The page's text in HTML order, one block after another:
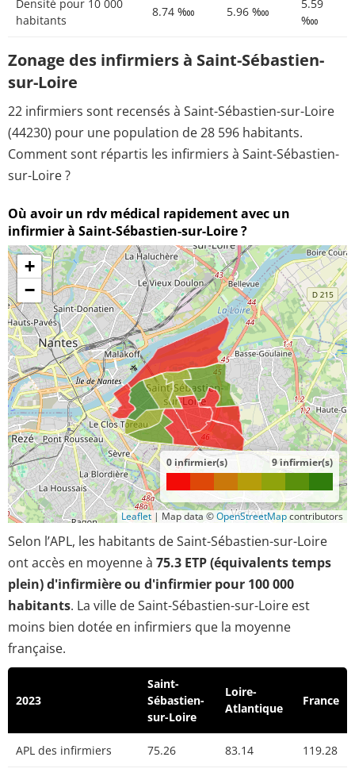
Densité pour 10 000
habitants
8.74 ‱ 5.96 ‱
5.59
‱
Zonage des infirmiers à Saint-Sébastien-
sur-Loire
22 infirmiers sont recensés à Saint-Sébastien-sur-Loire
(44230) pour une population de 28 596 habitants.
Comment sont répartis les infirmiers à Saint-Sébastien-
sur-Loire ?
Où avoir un rdv médical rapidement avec un
infirmier à Saint-Sébastien-sur-Loire ?
+
−
0 infirmier(s) 9 infirmier(s)
Leaflet | Map data ©OpenStreetMapcontributors
Selon l’APL, les habitants de Saint-Sébastien-sur-Loire
ont accès en moyenne à 75.3 ETP (équivalents temps
plein) d'infirmière ou d'infirmier pour 100 000
habitants. La ville de Saint-Sébastien-sur-Loire est
moins bien dotée en infirmiers que la moyenne
française.
2023
Saint-
Sébastien-
sur-Loire
Loire-
Atlantique
France
APL des infirmiers 75.26 83.14 119.28